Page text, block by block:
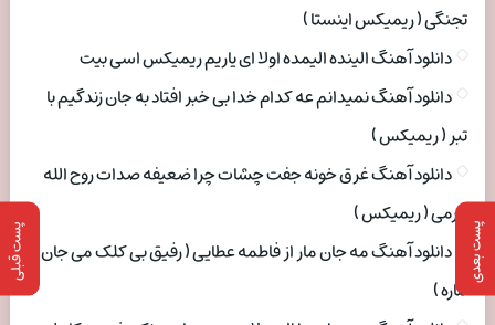
پست بعدی پست قبلی
تجنگی ( ریمیکس اینستا )
دانلود آهنگ الینده الیمده اولا ای یاریم ریمیکس اسی بیت
دانلود آهنگ نمیدانم عه کدام خدا بی خبر افتاد به جان زندگیم با
تبر ( ریمیکس )
دانلود آهنگ غرق خونه جفت چشات چرا ضعیفه صدات روح الله
کرمی ( ریمیکس )
دانلود آهنگ مه جان مار از فاطمه عطایی ( رفیق بی کلک می جان
ماره )